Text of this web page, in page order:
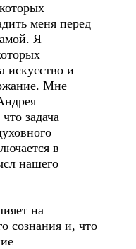
меня перед
Я
искусство и
Мне
задача
в
нашего
на
сознания и, что